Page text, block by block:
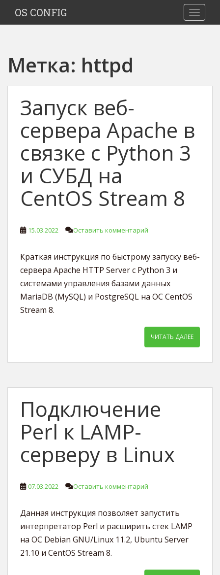
i
OS CONFIG
Метка: httpd
Запуск веб-
сервера Apache в
связке с Python 3
и СУБД на
CentOS Stream 8
15.03.2022 Оставить комментарий
Краткая инструкция по быстрому запуску веб-
сервера Apache HTTP Server с Python 3 и
системами управления базами данных
MariaDB (MySQL) и PostgreSQL на ОС CentOS
Stream 8.
ЧИТАТЬ ДАЛЕЕ
Подключение
Perl к LAMP-
серверу в Linux
07.03.2022 Оставить комментарий
Данная инструкция позволяет запустить
интерпретатор Perl и расширить стек LAMP
на ОС Debian GNU/Linux 11.2, Ubuntu Server
21.10 и CentOS Stream 8.